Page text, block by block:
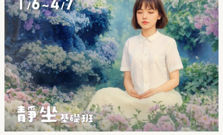
｜
第
十
五
屆
靜
坐
基
礎